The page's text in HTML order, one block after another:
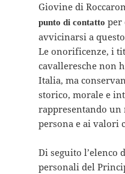
Giovine di
punto di contatto per
avvicinarsi a
Le onorificenze, i
cavalleresche non
Italia, ma
storico, morale e
rappresentando
persona e ai valori
Di seguito l’elenco
personali del